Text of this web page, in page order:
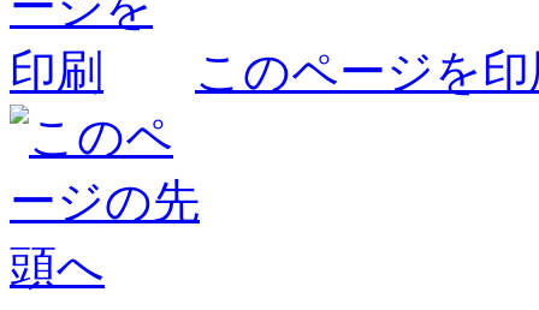
このページを